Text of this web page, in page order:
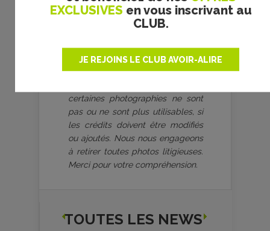
EXCLUSIVES en vous inscrivant au
CLUB.
JE REJOINS LE CLUB AVOIR-ALIRE
plateforme, nous comptons sur la
bienveillance et vigilance de
artiste, photographe. Ayez la
gentillesse de contacterFrédéric
certaines photographies ne sont
pas ou ne sont plus utilisables, si
les crédits doivent être modifiés
ou ajoutés. Nous nous engageons
à retirer toutes photos litigieuses.
Merci pour votre compréhension.
TOUTES LES NEWS